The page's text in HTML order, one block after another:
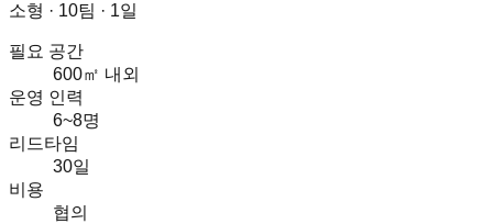
소형 · 10팀 · 1일
필요 공간
600㎡ 내외
운영 인력
6~8명
리드타임
30일
비용
협의